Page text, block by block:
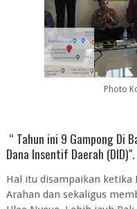
Photo
“ Tahun ini 9 Gampong Di
Dana Insentif Daerah (DID)".
Hal itu disampaikan ketika
Arahan dan sekaligus